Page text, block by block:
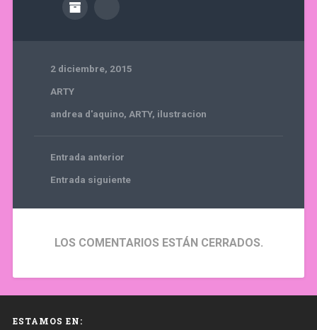
2 diciembre, 2015
ARTY
andrea d'aquino, ARTY, ilustracion
Entrada anterior
Entrada siguiente
LOS COMENTARIOS ESTÁN CERRADOS.
ESTAMOS EN: